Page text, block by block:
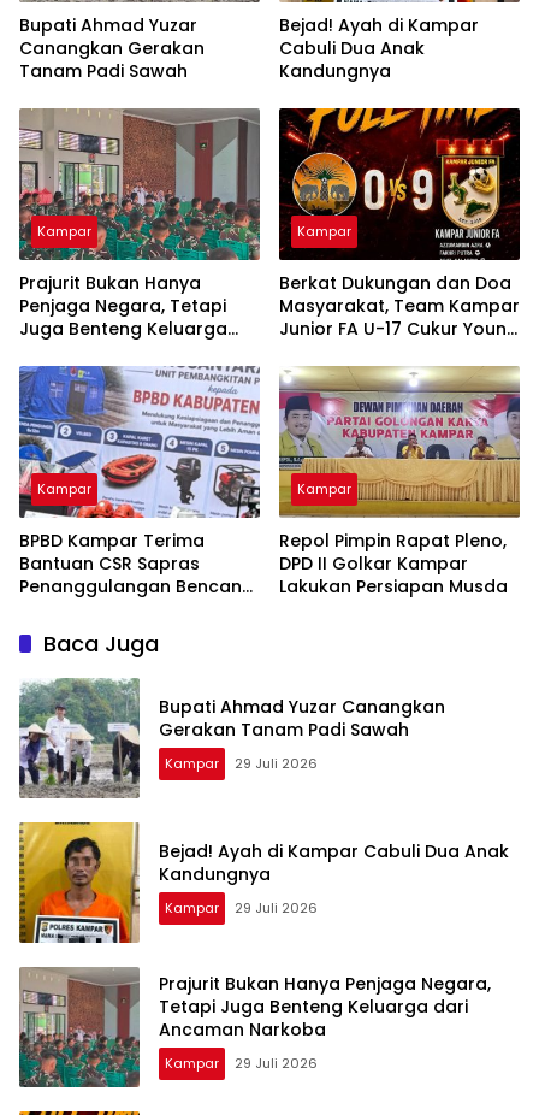
Bupati Ahmad Yuzar
Canangkan Gerakan
Tanam Padi Sawah
Bejad! Ayah di Kampar
Cabuli Dua Anak
Kandungnya
Kampar
Prajurit Bukan Hanya
Penjaga Negara, Tetapi
Juga Benteng Keluarga
Kampar
Berkat Dukungan dan Doa
Masyarakat, Team Kampar
Junior FA U-17 Cukur Young
Soeratin
Kampar
BPBD Kampar Terima
Bantuan CSR Sapras
Penanggulangan Bencana
Nusantara Power
Kampar
Repol Pimpin Rapat Pleno,
DPD II Golkar Kampar
Lakukan Persiapan Musda
Baca Juga
Bupati Ahmad Yuzar Canangkan
Gerakan Tanam Padi Sawah
Kampar 29 Juli 2026
Bejad! Ayah di Kampar Cabuli Dua Anak
Kandungnya
Kampar 29 Juli 2026
Prajurit Bukan Hanya Penjaga Negara,
Tetapi Juga Benteng Keluarga dari
Ancaman Narkoba
Kampar 29 Juli 2026